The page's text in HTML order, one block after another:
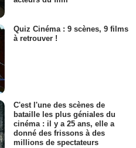
Quiz Cinéma : 9 scènes, 9 films
à retrouver !
C'est l'une des scènes de
bataille les plus géniales du
cinéma : il y a 25 ans, elle a
donné des frissons à des
millions de spectateurs